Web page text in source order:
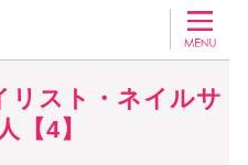
ネイルズ 【日曜休み】のネイリ
リスト・ネイルサ
【4】